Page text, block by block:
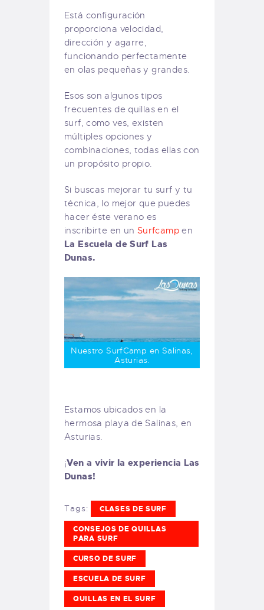
Está configuración
proporciona velocidad,
dirección y agarre,
funcionando perfectamente
en olas pequeñas y grandes.
Esos son algunos tipos
frecuentes de quillas en el
surf, como ves, existen
múltiples opciones y
combinaciones, todas ellas con
un propósito propio.
Si buscas mejorar tu surf y tu
técnica, lo mejor que puedes
hacer éste verano es
inscribirte en un Surfcamp en
La Escuela de Surf Las
Dunas.
Nuestro SurfCamp en Salinas,
Asturias.
Estamos ubicados en la
hermosa playa de Salinas, en
Asturias.
¡Ven a vivir la experiencia Las
Dunas!
Tags: CLASES DE SURF
CONSEJOS DE QUILLAS
PARA SURF
CURSO DE SURF
ESCUELA DE SURF
QUILLAS EN EL SURF